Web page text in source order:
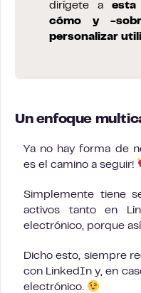
dirígete a
cómo y -
personalizar
Un enfoque
Ya no hay forma de
es el camino a seguir!
Simplemente tiene
activos tanto en
electrónico, porque
Dicho esto, siempre
con LinkedIn y, en
electrónico.